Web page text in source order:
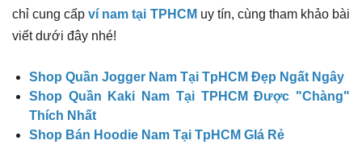
điểm,
dịch
vụ
chỉ cung cấpví nam tại TPHCM uy tín, cùng tham khảo bài
viết dưới đây nhé!
Shop Quần Jogger Nam Tại TpHCM Đẹp Ngất Ngây
Shop Quần Kaki Nam Tại TPHCM Được "Chàng"
Thích Nhất
Shop Bán Hoodie Nam Tại TpHCM GIá Rẻ